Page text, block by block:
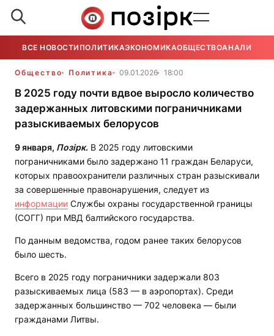
ВСЕ НОВОСТИ ПОЛИТИКАЭКОНОМИКАОБЩЕСТВОАНАЛИТИКА
Общество Политика 09.01.2026 18:00
В 2025 году почти вдвое выросло количество
задержанных литовскими пограничниками
разыскиваемых белорусов
9 января, Позірк. В 2025 году литовскими
пограничниками было задержано 11 граждан Беларуси,
которых правоохранители различных стран разыскивали
за совершенные правонарушения, следует из
информации Службы охраны государственной границы
(СОГГ) при МВД балтийского государства.
По данным ведомства, годом ранее таких белорусов
было шесть.
Всего в 2025 году пограничники задержали 803
разыскиваемых лица (583 — в аэропортах). Среди
задержанных большинство — 702 человека — были
гражданами Литвы.